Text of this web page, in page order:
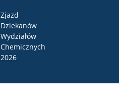
Zjazd
Dziekanów
Wydziałów
Chemicznych
2026